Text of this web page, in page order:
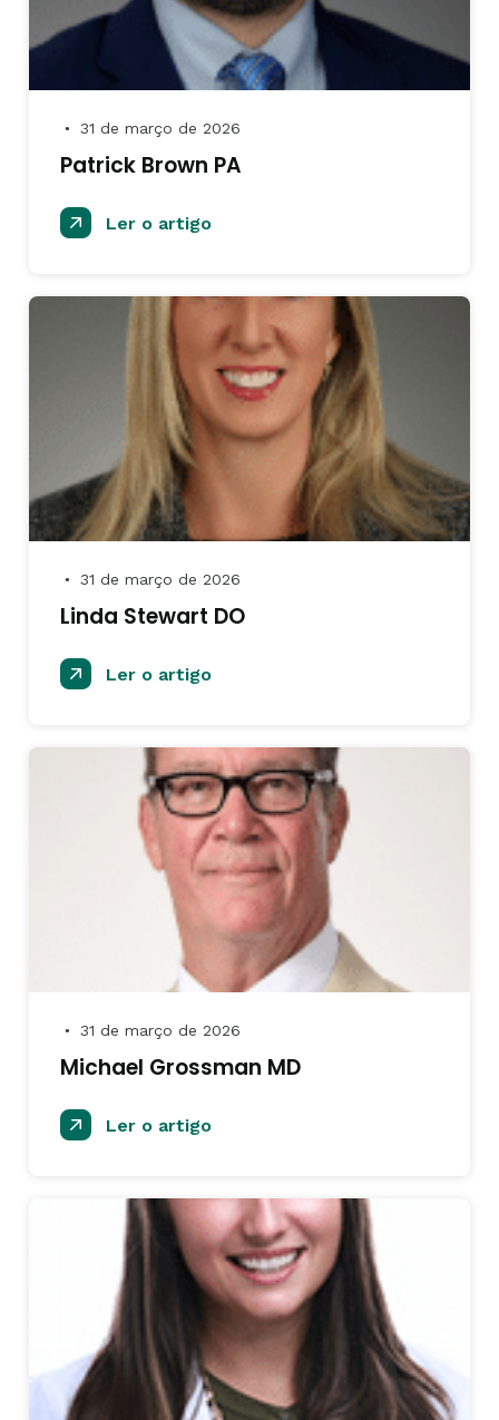
● 31 de março de 2026
Patrick Brown PA
Ler o artigo
● 31 de março de 2026
Linda Stewart DO
Ler o artigo
● 31 de março de 2026
Michael Grossman MD
Ler o artigo